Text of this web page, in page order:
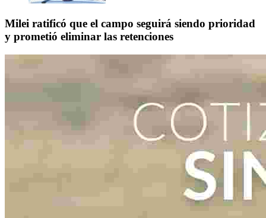
Milei ratificó que el campo seguirá siendo prioridad
y prometió eliminar las retenciones